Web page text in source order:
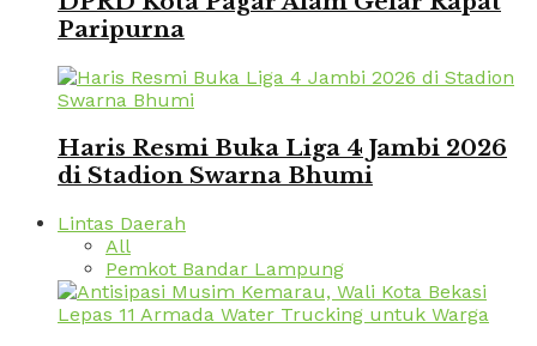
Paripurna
Haris Resmi Buka Liga 4 Jambi 2026
di Stadion Swarna Bhumi
Lintas Daerah
All
Pemkot Bandar Lampung